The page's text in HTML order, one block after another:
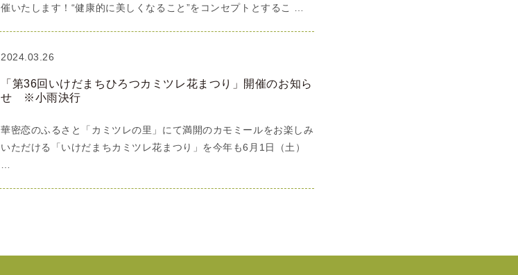
催いたします！“健康的に美しくなること”をコンセプトとするこ …
2024.03.26
「第36回いけだまちひろつカミツレ花まつり」開催のお知ら
せ ※小雨決行
華密恋のふるさと「カミツレの里」にて満開のカモミールをお楽しみ
いただける「いけだまちカミツレ花まつり」を今年も6月1日（土）